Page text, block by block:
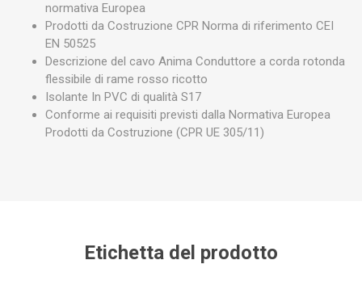
normativa Europea
Prodotti da Costruzione CPR Norma di riferimento CEI
EN 50525
Descrizione del cavo Anima Conduttore a corda rotonda
flessibile di rame rosso ricotto
Isolante In PVC di qualità S17
Conforme ai requisiti previsti dalla Normativa Europea
Prodotti da Costruzione (CPR UE 305/11)
Etichetta del prodotto